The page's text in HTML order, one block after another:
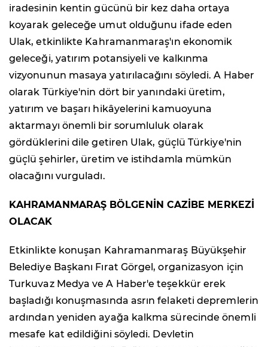
iradesinin kentin gücünü bir kez daha ortaya
koyarak geleceğe umut olduğunu ifade eden
Ulak, etkinlikte Kahramanmaraş'ın ekonomik
geleceği, yatırım potansiyeli ve kalkınma
vizyonunun masaya yatırılacağını söyledi. A Haber
olarak Türkiye'nin dört bir yanındaki üretim,
yatırım ve başarı hikâyelerini kamuoyuna
aktarmayı önemli bir sorumluluk olarak
gördüklerini dile getiren Ulak, güçlü Türkiye'nin
güçlü şehirler, üretim ve istihdamla mümkün
olacağını vurguladı.
KAHRAMANMARAŞ BÖLGENİN CAZİBE MERKEZİ
OLACAK
Etkinlikte konuşan Kahramanmaraş Büyükşehir
Belediye Başkanı Fırat Görgel, organizasyon için
Turkuvaz Medya ve A Haber'e teşekkür erek
başladığı konuşmasında asrın felaketi depremlerin
ardından yeniden ayağa kalkma sürecinde önemli
mesafe kat edildiğini söyledi. Devletin